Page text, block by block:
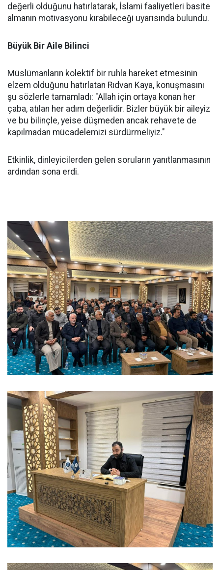
değerli olduğunu hatırlatarak, İslami faaliyetleri basite
almanın motivasyonu kırabileceği uyarısında bulundu.
Büyük Bir Aile Bilinci
Müslümanların kolektif bir ruhla hareket etmesinin
elzem olduğunu hatırlatan Rıdvan Kaya, konuşmasını
şu sözlerle tamamladı: "Allah için ortaya konan her
çaba, atılan her adım değerlidir. Bizler büyük bir aileyiz
ve bu bilinçle, yeise düşmeden ancak rehavete de
kapılmadan mücadelemizi sürdürmeliyiz."
Etkinlik, dinleyicilerden gelen soruların yanıtlanmasının
ardından sona erdi.